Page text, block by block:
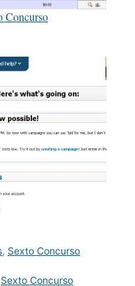
Concurso
, Sexto Concurso
Sexto Concurso